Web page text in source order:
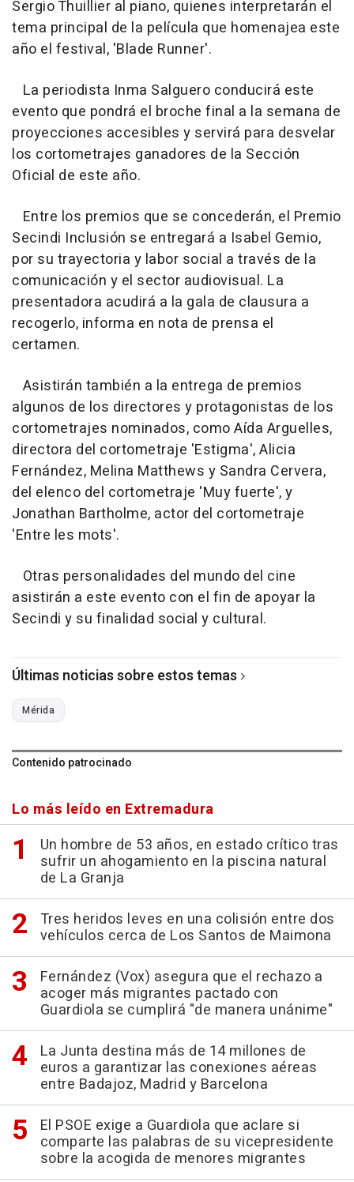
Sergio Thuillier al piano, quienes interpretarán el
tema principal de la película que homenajea este
año el festival, 'Blade Runner'.
La periodista Inma Salguero conducirá este
evento que pondrá el broche final a la semana de
proyecciones accesibles y servirá para desvelar
los cortometrajes ganadores de la Sección
Oficial de este año.
Entre los premios que se concederán, el Premio
Secindi Inclusión se entregará a Isabel Gemio,
por su trayectoria y labor social a través de la
comunicación y el sector audiovisual. La
presentadora acudirá a la gala de clausura a
recogerlo, informa en nota de prensa el
certamen.
Asistirán también a la entrega de premios
algunos de los directores y protagonistas de los
cortometrajes nominados, como Aída Arguelles,
directora del cortometraje 'Estigma', Alicia
Fernández, Melina Matthews y Sandra Cervera,
del elenco del cortometraje 'Muy fuerte', y
Jonathan Bartholme, actor del cortometraje
'Entre les mots'.
Otras personalidades del mundo del cine
asistirán a este evento con el fin de apoyar la
Secindi y su finalidad social y cultural.
Últimas noticias sobre estos temas
Mérida
Contenido patrocinado
Lo más leído en Extremadura
Un hombre de 53 años, en estado crítico tras
sufrir un ahogamiento en la piscina natural
de La Granja
Tres heridos leves en una colisión entre dos
vehículos cerca de Los Santos de Maimona
Fernández (Vox) asegura que el rechazo a
acoger más migrantes pactado con
Guardiola se cumplirá "de manera unánime"
La Junta destina más de 14 millones de
euros a garantizar las conexiones aéreas
entre Badajoz, Madrid y Barcelona
El PSOE exige a Guardiola que aclare si
comparte las palabras de su vicepresidente
sobre la acogida de menores migrantes